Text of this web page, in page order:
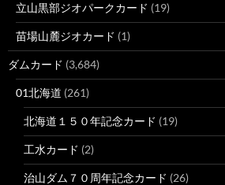
立山黒部ジオパークカード (19)
苗場山麓ジオカード (1)
ダムカード (3,684)
01北海道 (261)
北海道１５０年記念カード (19)
工水カード (2)
治山ダム７０周年記念カード (26)